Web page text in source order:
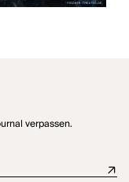
verpassen.